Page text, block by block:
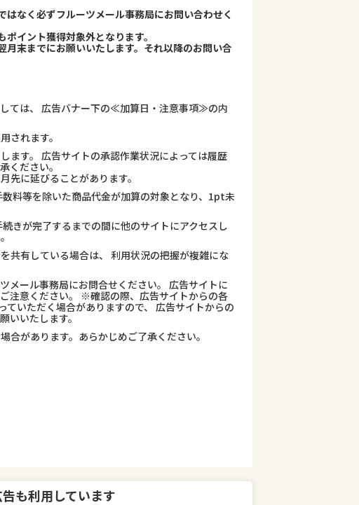
なく必ずフルーツメール事務局にお問い合わせく
イント獲得対象外となります。
末までにお願いいたします。それ以降のお問い合
ては、 広告バナー下の≪加算日・注意事項≫の内
されます。
ます。 広告サイトの承認作業状況によっては履歴
ください。
に延びることがあります。
料等を除いた商品代金が加算の対象となり、1pt未
きが完了するまでの間に他のサイトにアクセスし
共有している場合は、 利用状況の把握が複雑にな
メール事務局にお問合せください。 広告サイトに
注意ください。 ※確認の際、広告サイトからの各
いただく場合がありますので、 広告サイトからの
いいたします。
があります。あらかじめご了承ください。
も利用しています